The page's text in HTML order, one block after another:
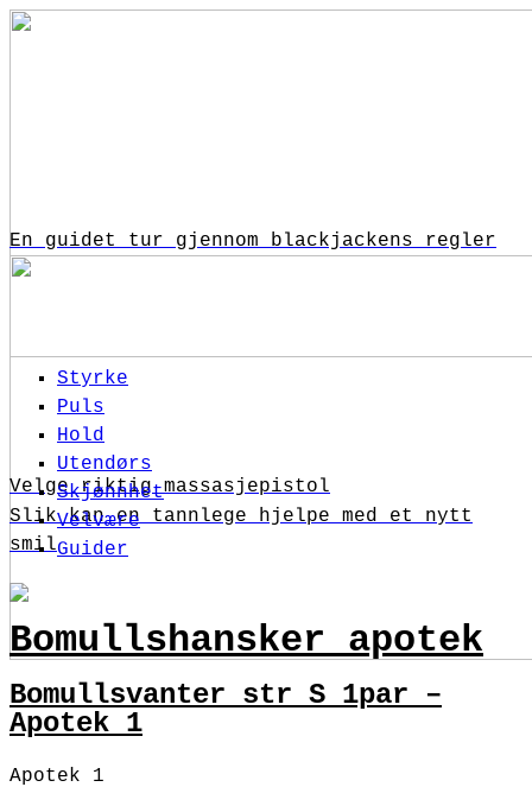
En guidet tur gjennom blackjackens regler
Velge riktig massasjepistol
Slik kan en tannlege hjelpe med et nytt
smil
Styrke
Puls
Hold
Utendørs
Skjønnhet
Velvære
Guider
Bomullshansker apotek
Bomullsvanter str S 1par –
Apotek 1
Apotek 1